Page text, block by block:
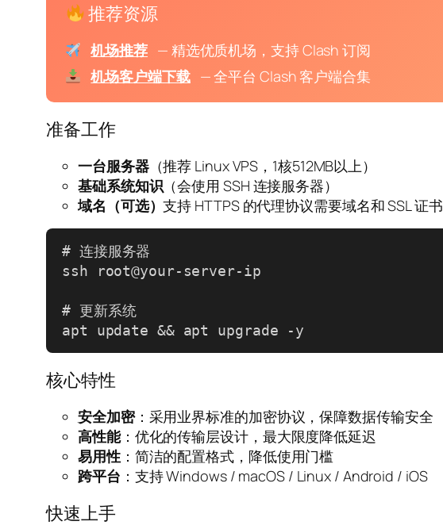
推荐资源
机场推荐 — 精选优质机场，支持 Clash 订阅
机场客户端下载 — 全平台 Clash 客户端合集
准备工作
一台服务器（推荐 Linux VPS，1核512MB以上）
基础系统知识 （会使用 SSH 连接服务器）
域名（可选）支持 HTTPS 的代理协议需要域名和 SSL 证书
# 连接服务器
ssh root@your-server-ip
# 更新系统
apt update && apt upgrade -y
核心特性
安全加密：采用业界标准的加密协议，保障数据传输安全
高性能：优化的传输层设计，最大限度降低延迟
易用性：简洁的配置格式，降低使用门槛
跨平台 ：支持 Windows / macOS / Linux / Android / iOS
快速上手